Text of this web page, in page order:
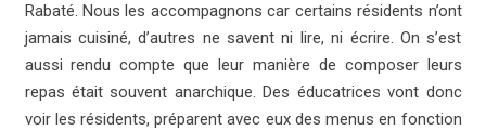
Rabaté. Nous les accompagnons car certains résidents n’ont
jamais cuisiné, d’autres ne savent ni lire, ni écrire. On s’est
aussi rendu compte que leur manière de composer leurs
repas était souvent anarchique. Des éducatrices vont donc
voir les résidents, préparent avec eux des menus en fonction